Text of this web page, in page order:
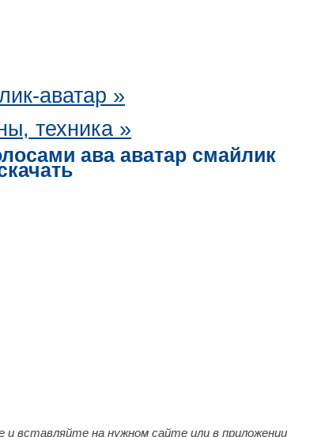
аватар »
техника »
ава аватар смайлик
и вставляйте на нужном сайте или в приложении